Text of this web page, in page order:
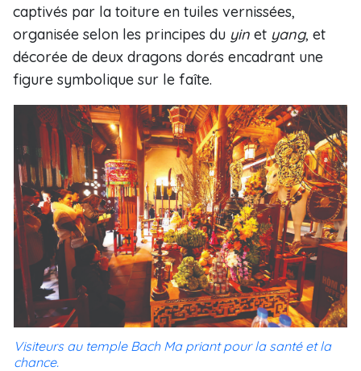
captivés par la toiture en tuiles vernissées,
organisée selon les principes du yin et yang, et
décorée de deux dragons dorés encadrant une
figure symbolique sur le faîte.
Visiteurs au temple Bach Ma priant pour la santé et la
chance.